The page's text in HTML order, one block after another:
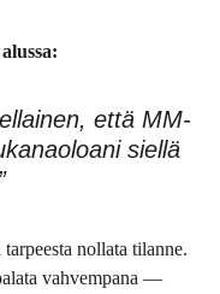
että MM-
siellä
nollata tilanne.
vahvempana —